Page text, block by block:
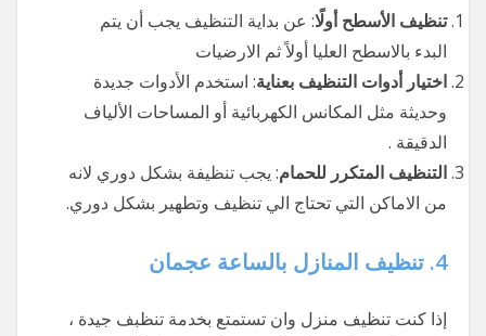
تنظيف الأسطح أولًا: عن بداية التنظيف يجب أن يتم
البدء بالاسطح العليا أولاً ثم الارضيات
اختيار أدوات التنظيف بعناية: استخدم الأدوات جديدة
وحديثة مثل المكانس الكهربائية أو المساحات الألياف
الدقيقة .
التنظيف المتكرر للحمام: يجب تنظيفة بشكل دوري لانه
من الاماكن التي تحتاج الي تنظيف وتطهير بشكل دوري.
4. تنظيف المنازل بالساعة عجمان
إذا كنت تنظيف منزل وان تستمتع بخدمة تنظبف جيدة ،